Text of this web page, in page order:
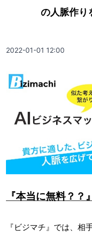
の人脈作り
2022-01-01 12:00
『本当に無料？？
『ビジマチ』では、相